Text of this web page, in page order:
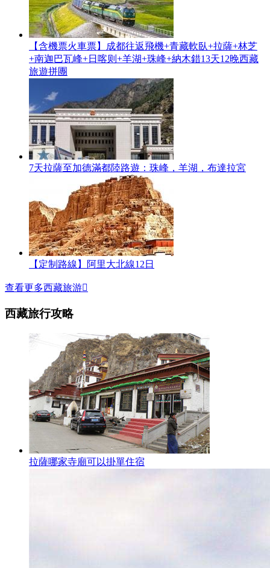
【含機票火車票】成都往返飛機+青藏軟臥+拉薩+林芝
+南迦巴瓦峰+日喀则+羊湖+珠峰+納木錯13天12晚西藏
旅遊拼團
7天拉薩至加德滿都陸路遊：珠峰，羊湖，布達拉宮
【定制路線】阿里大北線12日
查看更多西藏旅游
西藏旅行攻略
拉薩哪家寺廟可以掛單住宿